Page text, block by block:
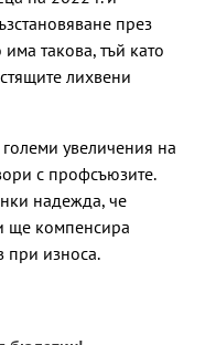
през
такова, тъй като
лихвени
увеличения на
с профсъюзите.
надежда, че
ще компенсира
при износа.